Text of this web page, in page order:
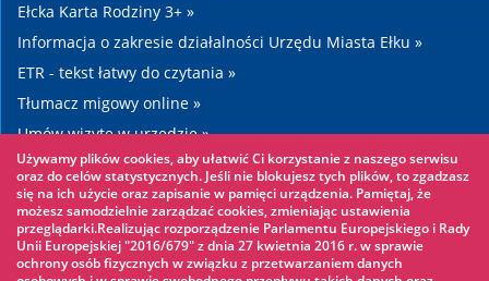
Ełcka Karta Rodziny 3+ »
Informacja o zakresie działalności Urzędu Miasta Ełku »
ETR - tekst łatwy do czytania »
Tłumacz migowy online »
Umów wizytę w urzędzie »
Drogi »
Warto zobaczyć
Park linowy »
Używamy plików cookies, aby ułatwić Ci korzystanie z naszego serwisu
oraz do celów statystycznych. Jeśli nie blokujesz tych plików, to zgadzasz
się na ich użycie oraz zapisanie w pamięci urządzenia. Pamiętaj, że
możesz samodzielnie zarządzać cookies, zmieniając ustawienia
przeglądarki.Realizując rozporządzenie Parlamentu Europejskiego i Rady
Unii Europejskiej "2016/679" z dnia 27 kwietnia 2016 r. w sprawie
ochrony osób fizycznych w związku z przetwarzaniem danych